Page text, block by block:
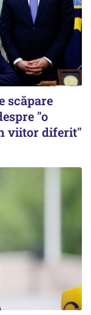
scăpare
"o
viitor diferit"